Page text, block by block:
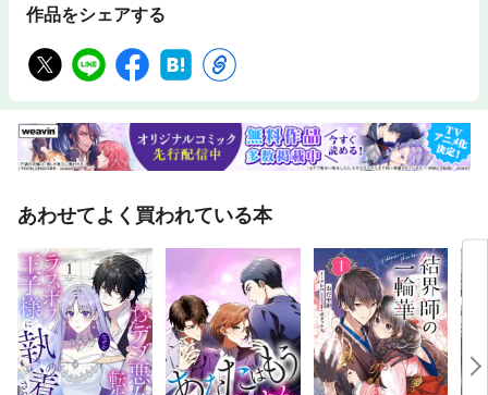
作品をシェアする
あわせてよく買われている本